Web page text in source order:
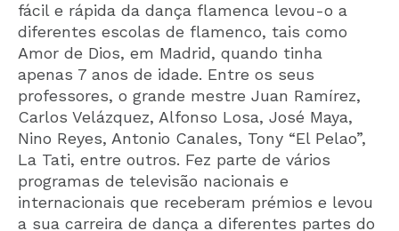
fácil e rápida da dança flamenca levou-o a
diferentes escolas de flamenco, tais como
Amor de Dios, em Madrid, quando tinha
apenas 7 anos de idade. Entre os seus
professores, o grande mestre Juan Ramírez,
Carlos Velázquez, Alfonso Losa, José Maya,
Nino Reyes, Antonio Canales, Tony “El Pelao”,
La Tati, entre outros. Fez parte de vários
programas de televisão nacionais e
internacionais que receberam prémios e levou
a sua carreira de dança a diferentes partes do